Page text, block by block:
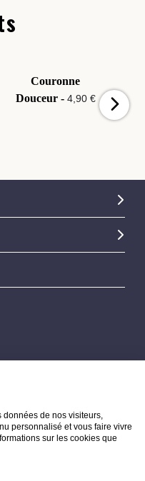
Couronne
Douceur - 4,90 €
données de nos visiteurs,
personnalisé et vous faire vivre
sur les cookies que